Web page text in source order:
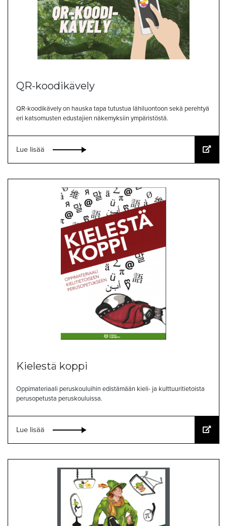
QR-koodikävely
QR-koodikävely on hauska tapa tutustua lähiluontoon sekä perehtyä
eri katsomusten edustajien näkemyksiin ympäristöstä.
Lue lisää
Kielestä koppi
Oppimateriaali peruskouluihin edistämään kieli- ja kulttuuritietoista
perusopetusta peruskouluissa.
Lue lisää